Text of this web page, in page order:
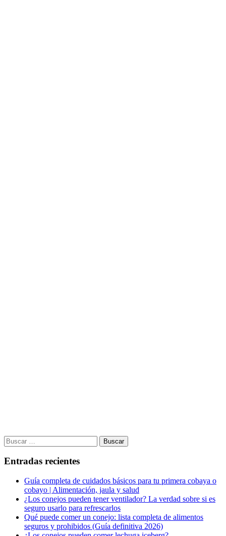
Buscar:
Entradas recientes
Guía completa de cuidados básicos para tu primera cobaya o
cobayo | Alimentación, jaula y salud
¿Los conejos pueden tener ventilador? La verdad sobre si es
seguro usarlo para refrescarlos
Qué puede comer un conejo: lista completa de alimentos
seguros y prohibidos (Guía definitiva 2026)